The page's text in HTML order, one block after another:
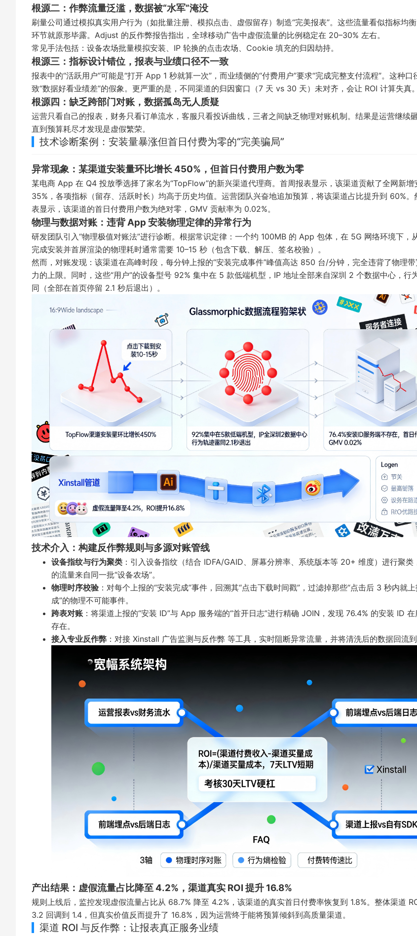
根源二：作弊流量泛滥，数据被“水军”淹没
刷量公司通过模拟真实用户行为（如批量注册、模拟点击、虚假留存）制造“完美报表”。这些流量看似指标均
环节就原形毕露。Adjust 的反作弊报告指出，全球移动广告中虚假流量的比例稳定在 20–30% 左右。
常见手法包括：设备农场批量模拟安装、IP 轮换的点击农场、Cookie 填充的归因劫持。
根源三：指标设计错位，报表与业绩口径不一致
报表中的“活跃用户”可能是“打开 App 1 秒就算一次”，而业绩侧的“付费用户”要求“完成完整支付流程”。这种口
致“数据好看业绩差”的假象。更严重的是，不同渠道的归因窗口（7 天 vs 30 天）未对齐，会让 ROI 计算失真。
根源四：缺乏跨部门对账，数据孤岛无人质疑
运营只看自己的报表，财务只看订单流水，客服只看投诉曲线，三者之间缺乏物理对账机制。结果是运营继续砸
直到预算耗尽才发现是虚假繁荣。
技术诊断案例：安装量暴涨但首日付费为零的“完美骗局”
异常现象：某渠道安装量环比增长 450%，但首日付费用户数为零
某电商 App 在 Q4 投放季选择了家名为“TopFlow”的新兴渠道代理商。首周报表显示，该渠道贡献了全网新增
35%，各项指标（留存、活跃时长）均高于历史均值。运营团队兴奋地追加预算，将该渠道占比提升到 60%。
表显示，该渠道的首日付费用户数为绝对零，GMV 贡献率为 0.02%。
物理与数据对账：违背 App 安装物理定律的异常行为
研发团队引入“物理极值对账法”进行诊断。根据常识定律：一个约 100MB 的 App 包体，在 5G 网络环境下，
完成安装并首屏渲染的物理耗时通常需要 10–15 秒（包含下载、解压、签名校验）。
然而，对账发现：该渠道在高峰时段，每分钟上报的“安装完成事件”峰值高达 850 台/分钟，完全违背了物理
力的上限。同时，这些“用户”的设备型号 92% 集中在 5 款低端机型，IP 地址全部来自深圳 2 个数据中心，行
同（全部在首页停留 2.1 秒后退出）。
技术介入：构建反作弊规则与多源对账管线
设备指纹与行为聚类 ：引入设备指纹（结合 IDFA/GAID、屏幕分辨率、系统版本等 20+ 维度）进行聚类
的流量来自同一批“设备农场”。
物理时序校验 ：对每个上报的“安装完成”事件，回溯其“点击下载时间戳”，过滤掉那些“点击后 3 秒内就
成”的物理不可能事件。
跨表对账 ：将渠道上报的“安装 ID”与 App 服务端的“首开日志”进行精确 JOIN，发现 76.4% 的安装 ID
存在。
接入专业反作弊 ：对接 Xinstall 广告监测与反作弊 等工具，实时阻断异常流量，并将清洗后的数据回流到
产出结果：虚假流量占比降至 4.2%，渠道真实 ROI 提升 16.8%
规则上线后，监控发现虚假流量占比从 68.7% 降至 4.2%，该渠道的真实首日付费率恢复到 1.8%。整体渠道
3.2 回调到 1.4，但真实价值反而提升了 16.8%，因为运营终于能将预算倾斜到高质量渠道。
渠道 ROI 与反作弊：让报表真正服务业绩